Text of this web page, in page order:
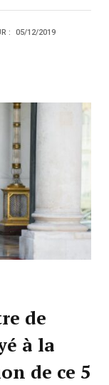
: 05/12/2019
de
à la
de ce 5